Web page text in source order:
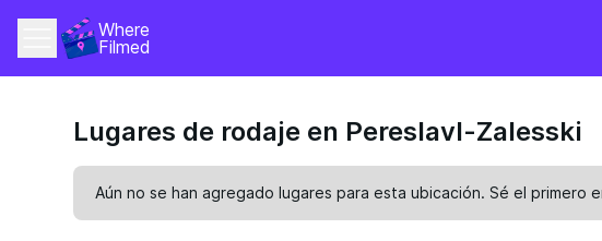
Where
Filmed
Lugares de rodaje en Pereslavl-Zalesski
Aún no se han agregado lugares para esta ubicación. Sé el primero